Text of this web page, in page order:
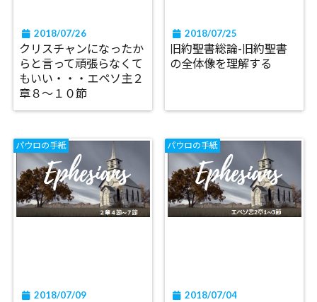
2018/07/26
クリスチャンになったか
らと言って頑張らなくて
もいい・・・エペソ主２
章８～１０節
2018/07/25
旧約聖書総論-旧約聖書
の全体像を理解する
パウロの手紙
2018/07/09
パウロの手紙
2018/07/04